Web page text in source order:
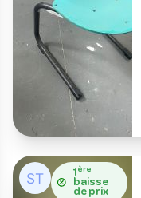
1 ère
baisse
de prix